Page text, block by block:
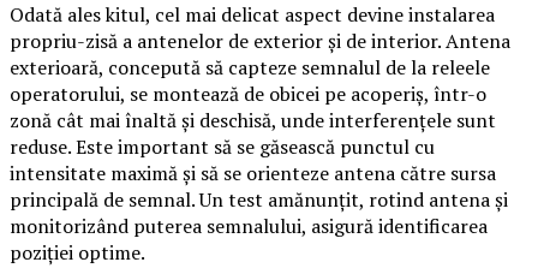
Odată ales kitul, cel mai delicat aspect devine instalarea
propriu-zisă a antenelor de exterior și de interior. Antena
exterioară, concepută să capteze semnalul de la releele
operatorului, se montează de obicei pe acoperiș, într-o
zonă cât mai înaltă și deschisă, unde interferențele sunt
reduse. Este important să se găsească punctul cu
intensitate maximă și să se orienteze antena către sursa
principală de semnal. Un test amănunțit, rotind antena și
monitorizând puterea semnalului, asigură identificarea
poziției optime.